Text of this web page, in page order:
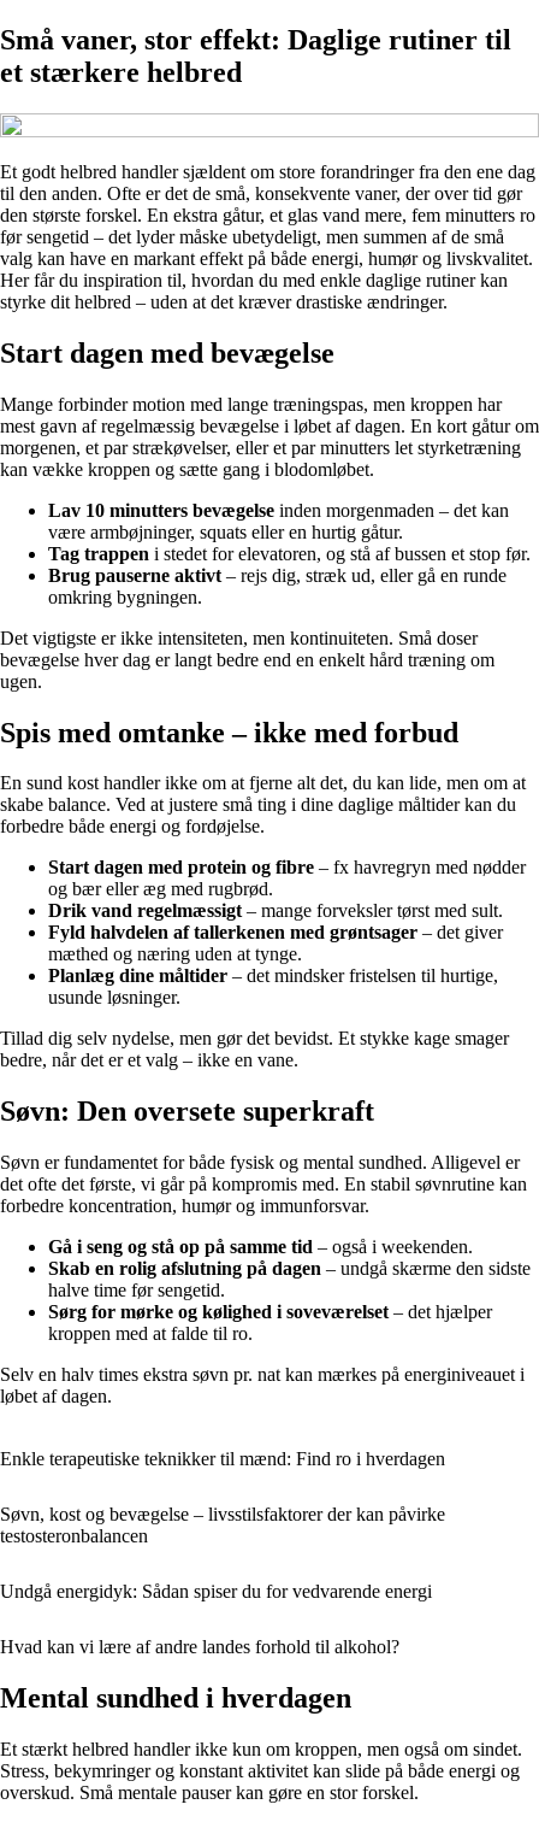
Små vaner, stor effekt: Daglige rutiner til
et stærkere helbred
Et godt helbred handler sjældent om store forandringer fra den ene dag
til den anden. Ofte er det de små, konsekvente vaner, der over tid gør
den største forskel. En ekstra gåtur, et glas vand mere, fem minutters ro
før sengetid – det lyder måske ubetydeligt, men summen af de små
valg kan have en markant effekt på både energi, humør og livskvalitet.
Her får du inspiration til, hvordan du med enkle daglige rutiner kan
styrke dit helbred – uden at det kræver drastiske ændringer.
Start dagen med bevægelse
Mange forbinder motion med lange træningspas, men kroppen har
mest gavn af regelmæssig bevægelse i løbet af dagen. En kort gåtur om
morgenen, et par strækøvelser, eller et par minutters let styrketræning
kan vække kroppen og sætte gang i blodomløbet.
Lav 10 minutters bevægelse inden morgenmaden – det kan
være armbøjninger, squats eller en hurtig gåtur.
Tag trappen i stedet for elevatoren, og stå af bussen et stop før.
Brug pauserne aktivt – rejs dig, stræk ud, eller gå en runde
omkring bygningen.
Det vigtigste er ikke intensiteten, men kontinuiteten. Små doser
bevægelse hver dag er langt bedre end en enkelt hård træning om
ugen.
Spis med omtanke – ikke med forbud
En sund kost handler ikke om at fjerne alt det, du kan lide, men om at
skabe balance. Ved at justere små ting i dine daglige måltider kan du
forbedre både energi og fordøjelse.
Start dagen med protein og fibre – fx havregryn med nødder
og bær eller æg med rugbrød.
Drik vand regelmæssigt– mange forveksler tørst med sult.
Fyld halvdelen af tallerkenen med grøntsager – det giver
mæthed og næring uden at tynge.
Planlæg dine måltider – det mindsker fristelsen til hurtige,
usunde løsninger.
Tillad dig selv nydelse, men gør det bevidst. Et stykke kage smager
bedre, når det er et valg – ikke en vane.
Søvn: Den oversete superkraft
Søvn er fundamentet for både fysisk og mental sundhed. Alligevel er
det ofte det første, vi går på kompromis med. En stabil søvnrutine kan
forbedre koncentration, humør og immunforsvar.
Gå i seng og stå op på samme tid – også i weekenden.
Skab en rolig afslutning på dagen – undgå skærme den sidste
halve time før sengetid.
Sørg for mørke og kølighed i soveværelset – det hjælper
kroppen med at falde til ro.
Selv en halv times ekstra søvn pr. nat kan mærkes på energiniveauet i
løbet af dagen.
Enkle terapeutiske teknikker til mænd: Find ro i hverdagen
Søvn, kost og bevægelse – livsstilsfaktorer der kan påvirke
testosteronbalancen
Undgå energidyk: Sådan spiser du for vedvarende energi
Hvad kan vi lære af andre landes forhold til alkohol?
Mental sundhed i hverdagen
Et stærkt helbred handler ikke kun om kroppen, men også om sindet.
Stress, bekymringer og konstant aktivitet kan slide på både energi og
overskud. Små mentale pauser kan gøre en stor forskel.